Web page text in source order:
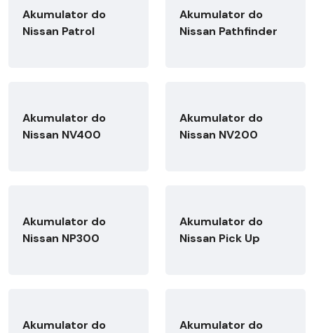
Akumulator do
Nissan Patrol
Akumulator do
Nissan Pathfinder
Akumulator do
Nissan NV400
Akumulator do
Nissan NV200
Akumulator do
Nissan NP300
Akumulator do
Nissan Pick Up
Akumulator do
Akumulator do